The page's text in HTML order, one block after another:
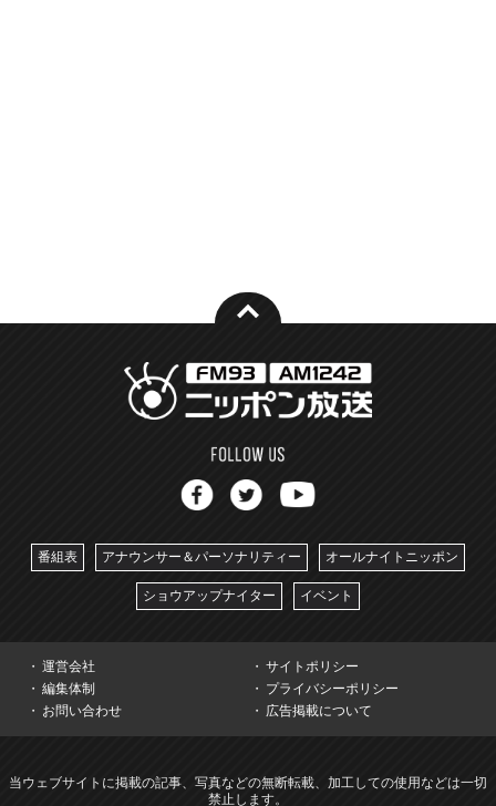
番組表 アナウンサー＆パーソナリティー オールナイトニッポン
ショウアップナイター イベント
運営会社
サイトポリシー
編集体制
プライバシーポリシー
お問い合わせ
広告掲載について
当ウェブサイトに掲載の記事、写真などの無断転載、加工しての使用などは一切
禁止します。